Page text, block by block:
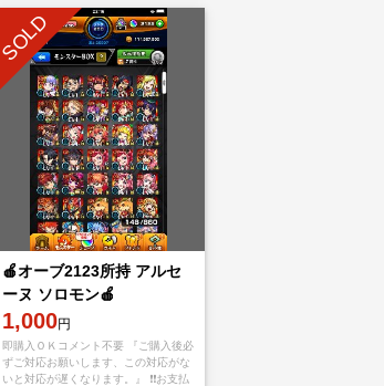
Googleplayから【捨てメアド
SOLD
🍎オーブ2123所持 アルセ
ーヌ ソロモン🍎
1,000円
即購入ＯＫコメント不要 『ご購入後必
ずご対応お願いします、この対応がな
いと対応が遅くなります。』 ❗️❗️お支払